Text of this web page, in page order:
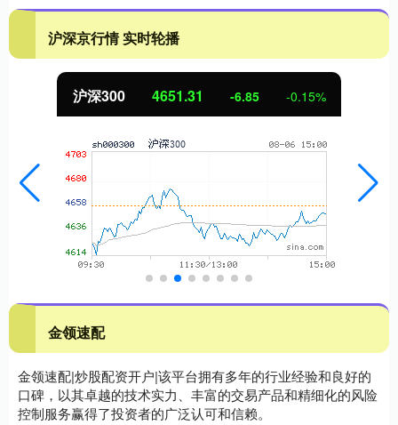
沪深京行情 实时轮播
沪深300 4651.31 -6.85 -0.15%
金领速配
金领速配|炒股配资开户|该平台拥有多年的行业经验和良好的
口碑，以其卓越的技术实力、丰富的交易产品和精细化的风险
控制服务赢得了投资者的广泛认可和信赖。